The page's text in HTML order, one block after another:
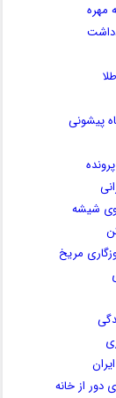
مهره
پیشونی
شیشه
مریخ
دور از خانه